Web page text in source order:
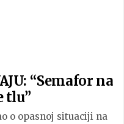
“Semafor na
tlu”
o opasnoj situaciji na